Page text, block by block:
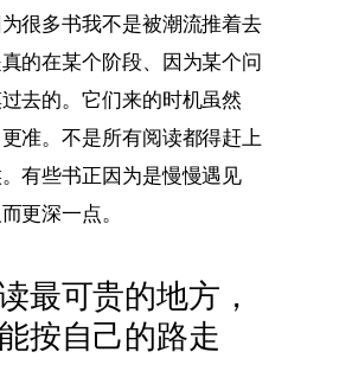
很多书我不是被潮流推着去
的在某个阶段、因为某个问
去的。它们来的时机虽然
准。不是所有阅读都得赶上
有些书正因为是慢慢遇见
更深一点。
最可贵的地方，
按自己的路走